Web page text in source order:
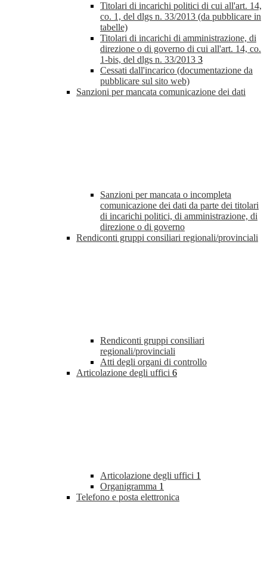
Titolari di incarichi politici di cui all'art. 14,
co. 1, del dlgs n. 33/2013 (da pubblicare in
tabelle)
Titolari di incarichi di amministrazione, di
direzione o di governo di cui all'art. 14, co.
1-bis, del dlgs n. 33/2013 3
Cessati dall'incarico (documentazione da
pubblicare sul sito web)
Sanzioni per mancata comunicazione dei dati
Sanzioni per mancata o incompleta
comunicazione dei dati da parte dei titolari
di incarichi politici, di amministrazione, di
direzione o di governo
Rendiconti gruppi consiliari regionali/provinciali
Rendiconti gruppi consiliari
regionali/provinciali
Atti degli organi di controllo
Articolazione degli uffici 6
Articolazione degli uffici 1
Organigramma 1
Telefono e posta elettronica